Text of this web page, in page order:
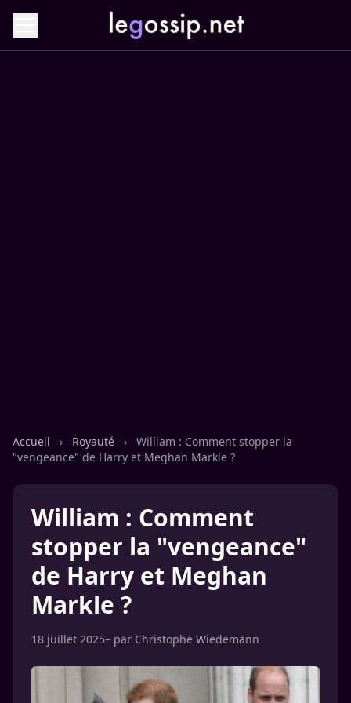
Accueil › Royauté ›
William : Comment stopper la
"vengeance" de Harry et Meghan Markle ?
William : Comment
stopper la "vengeance"
de Harry et Meghan
Markle ?
18 juillet 2025– par Christophe Wiedemann